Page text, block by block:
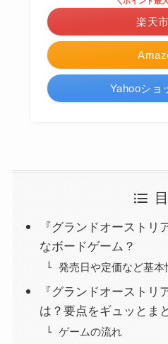
楽天
Yahooショ
『グランドオーストリ
なボードゲーム？
発売日や定価など基本
『グランドオーストリ
は？要点をギュッとま
ゲームの流れ